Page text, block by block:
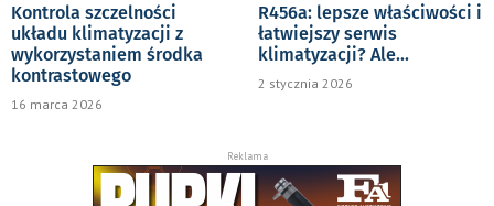
Kontrola szczelności
układu klimatyzacji z
wykorzystaniem środka
kontrastowego
16 marca 2026
R456a: lepsze właściwości i
łatwiejszy serwis
klimatyzacji? Ale...
2 stycznia 2026
Reklama